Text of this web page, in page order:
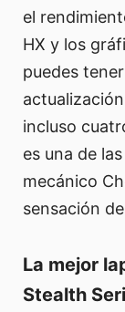
el
HX y los
puedes
incluso
es una de
mecánico
sensación
La mejor
Stealth